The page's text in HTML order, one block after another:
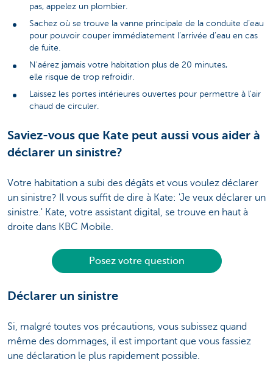
pas, appelez un plombier.
Sachez où se trouve la vanne principale de la conduite d’eau
pour pouvoir couper immédiatement l’arrivée d’eau en cas
de fuite.
N'aérez jamais votre habitation plus de 20 minutes,
elle risque de trop refroidir.
Laissez les portes intérieures ouvertes pour permettre à l'air
chaud de circuler.
Saviez-vous que Kate peut aussi vous aider à
déclarer un sinistre?
Votre habitation a subi des dégâts et vous voulez déclarer
un sinistre? Il vous suffit de dire à Kate: 'Je veux déclarer un
sinistre.' Kate, votre assistant digital, se trouve en haut à
droite dans KBC Mobile.
Posez votre question
Déclarer un sinistre
Si, malgré toutes vos précautions, vous subissez quand
même des dommages, il est important que vous fassiez
une déclaration le plus rapidement possible.